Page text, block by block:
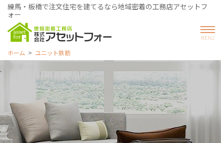
練馬・板橋で注文住宅を建てるなら地域密着の工務店アセットフ
ォー
ホーム ユニット鉄筋